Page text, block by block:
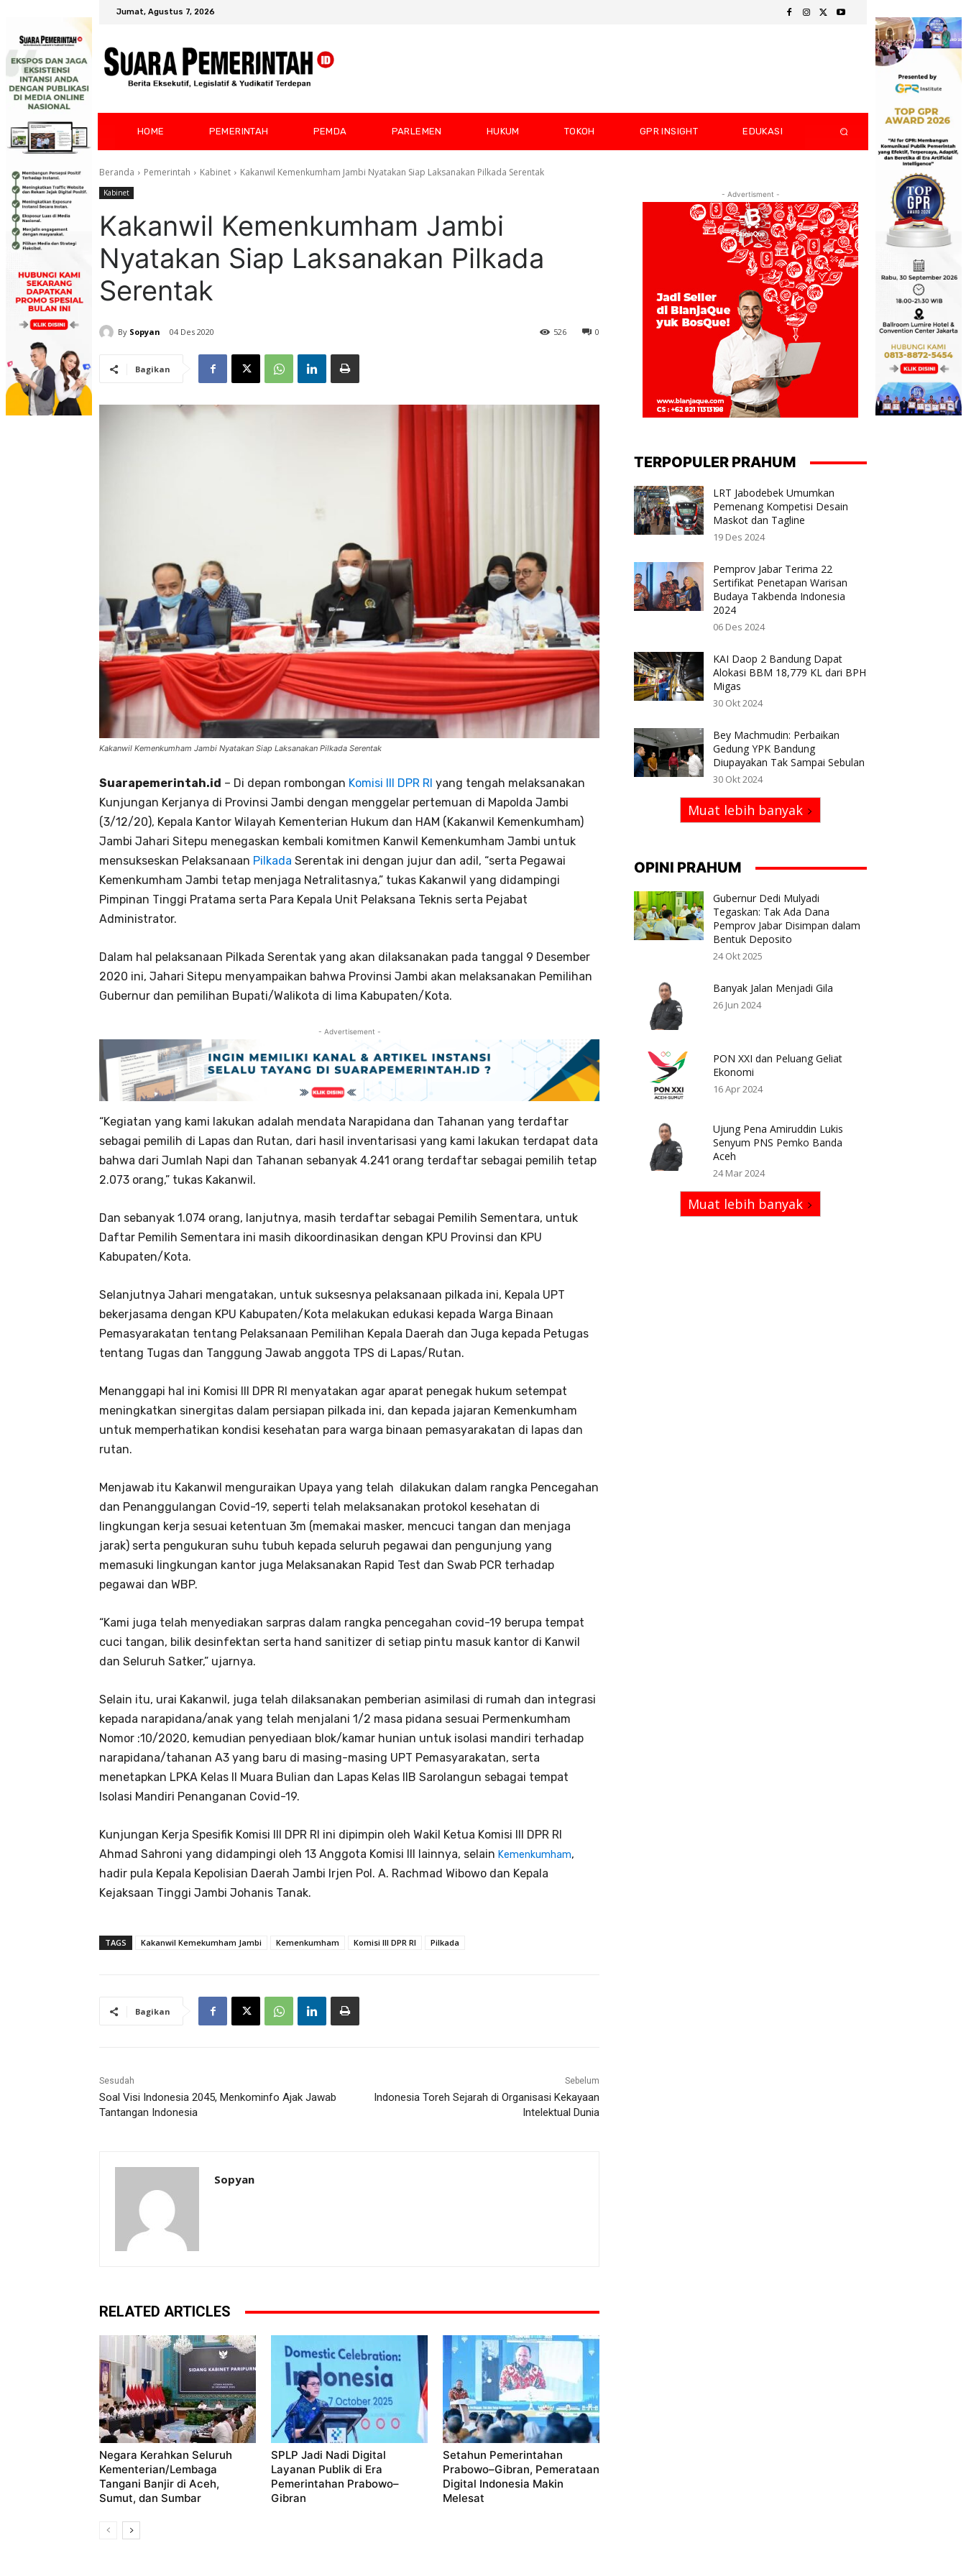
Jumat, Agustus 7, 2026
HOME PEMERINTAH PEMDA PARLEMEN HUKUM TOKOH GPR INSIGHT EDUKASI
Beranda Pemerintah Kabinet Kakanwil Kemenkumham Jambi Nyatakan Siap Laksanakan Pilkada Serentak
Kabinet
Kakanwil Kemenkumham Jambi
Nyatakan Siap Laksanakan Pilkada
Serentak
By Sopyan 04 Des 2020 0
526
Bagikan
Kakanwil Kemenkumham Jambi Nyatakan Siap Laksanakan Pilkada Serentak
Suarapemerintah.id – Di depan rombongan Komisi III DPR RI yang tengah melaksanakan
Kunjungan Kerjanya di Provinsi Jambi dengan menggelar pertemuan di Mapolda Jambi
(3/12/20), Kepala Kantor Wilayah Kementerian Hukum dan HAM (Kakanwil Kemenkumham)
Jambi Jahari Sitepu menegaskan kembali komitmen Kanwil Kemenkumham Jambi untuk
mensukseskan Pelaksanaan Pilkada Serentak ini dengan jujur dan adil, “serta Pegawai
Kemenkumham Jambi tetap menjaga Netralitasnya,” tukas Kakanwil yang didampingi
Pimpinan Tinggi Pratama serta Para Kepala Unit Pelaksana Teknis serta Pejabat
Administrator.
Dalam hal pelaksanaan Pilkada Serentak yang akan dilaksanakan pada tanggal 9 Desember
2020 ini, Jahari Sitepu menyampaikan bahwa Provinsi Jambi akan melaksanakan Pemilihan
Gubernur dan pemilihan Bupati/Walikota di lima Kabupaten/Kota.
- Advertisement -
“Kegiatan yang kami lakukan adalah mendata Narapidana dan Tahanan yang terdaftar
sebagai pemilih di Lapas dan Rutan, dari hasil inventarisasi yang kami lakukan terdapat data
bahwa dari Jumlah Napi dan Tahanan sebanyak 4.241 orang terdaftar sebagai pemilih tetap
2.073 orang,” tukas Kakanwil.
Dan sebanyak 1.074 orang, lanjutnya, masih terdaftar sebagai Pemilih Sementara, untuk
Daftar Pemilih Sementara ini masih dikoordinasikan dengan KPU Provinsi dan KPU
Kabupaten/Kota.
Selanjutnya Jahari mengatakan, untuk suksesnya pelaksanaan pilkada ini, Kepala UPT
bekerjasama dengan KPU Kabupaten/Kota melakukan edukasi kepada Warga Binaan
Pemasyarakatan tentang Pelaksanaan Pemilihan Kepala Daerah dan Juga kepada Petugas
tentang Tugas dan Tanggung Jawab anggota TPS di Lapas/Rutan.
Menanggapi hal ini Komisi III DPR RI menyatakan agar aparat penegak hukum setempat
meningkatkan sinergitas dalam persiapan pilkada ini, dan kepada jajaran Kemenkumham
untuk memperhatikan kondisi kesehatan para warga binaan pemasyarakatan di lapas dan
rutan.
Menjawab itu Kakanwil menguraikan Upaya yang telah dilakukan dalam rangka Pencegahan
dan Penanggulangan Covid-19, seperti telah melaksanakan protokol kesehatan di
lingkungan kerja sesuai ketentuan 3m (memakai masker, mencuci tangan dan menjaga
jarak) serta pengukuran suhu tubuh kepada seluruh pegawai dan pengunjung yang
memasuki lingkungan kantor juga Melaksanakan Rapid Test dan Swab PCR terhadap
pegawai dan WBP.
“Kami juga telah menyediakan sarpras dalam rangka pencegahan covid-19 berupa tempat
cuci tangan, bilik desinfektan serta hand sanitizer di setiap pintu masuk kantor di Kanwil
dan Seluruh Satker,” ujarnya.
Selain itu, urai Kakanwil, juga telah dilaksanakan pemberian asimilasi di rumah dan integrasi
kepada narapidana/anak yang telah menjalani 1/2 masa pidana sesuai Permenkumham
Nomor :10/2020, kemudian penyediaan blok/kamar hunian untuk isolasi mandiri terhadap
narapidana/tahanan A3 yang baru di masing-masing UPT Pemasyarakatan, serta
menetapkan LPKA Kelas II Muara Bulian dan Lapas Kelas IIB Sarolangun sebagai tempat
Isolasi Mandiri Penanganan Covid-19.
Kunjungan Kerja Spesifik Komisi III DPR RI ini dipimpin oleh Wakil Ketua Komisi III DPR RI
Ahmad Sahroni yang didampingi oleh 13 Anggota Komisi III lainnya, selain Kemenkumham,
hadir pula Kepala Kepolisian Daerah Jambi Irjen Pol. A. Rachmad Wibowo dan Kepala
Kejaksaan Tinggi Jambi Johanis Tanak.
TAGS Kakanwil Kemekumham Jambi Kemenkumham Komisi III DPR RI Pilkada
Bagikan
Sesudah
Soal Visi Indonesia 2045, Menkominfo Ajak Jawab
Tantangan Indonesia
Sebelum
Indonesia Toreh Sejarah di Organisasi Kekayaan
Intelektual Dunia
Sopyan
RELATED ARTICLES
Negara Kerahkan Seluruh
Kementerian/Lembaga
Tangani Banjir di Aceh,
Sumut, dan Sumbar
SPLP Jadi Nadi Digital
Layanan Publik di Era
Pemerintahan Prabowo–
Gibran
Setahun Pemerintahan
Prabowo–Gibran, Pemerataan
Digital Indonesia Makin
Melesat
- Advertisment -
TERPOPULER PRAHUM
LRT Jabodebek Umumkan
Pemenang Kompetisi Desain
Maskot dan Tagline
19 Des 2024
Pemprov Jabar Terima 22
Sertifikat Penetapan Warisan
Budaya Takbenda Indonesia
2024
06 Des 2024
KAI Daop 2 Bandung Dapat
Alokasi BBM 18,779 KL dari BPH
Migas
30 Okt 2024
Bey Machmudin: Perbaikan
Gedung YPK Bandung
Diupayakan Tak Sampai Sebulan
30 Okt 2024
Muat lebih banyak
OPINI PRAHUM
Gubernur Dedi Mulyadi
Tegaskan: Tak Ada Dana
Pemprov Jabar Disimpan dalam
Bentuk Deposito
24 Okt 2025
Banyak Jalan Menjadi Gila
26 Jun 2024
PON XXI dan Peluang Geliat
Ekonomi
16 Apr 2024
Ujung Pena Amiruddin Lukis
Senyum PNS Pemko Banda
Aceh
24 Mar 2024
Muat lebih banyak